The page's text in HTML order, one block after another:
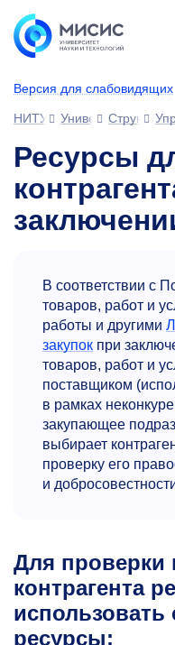
Версия для слабовидящих
НИТУ МИСИСУниверситетСтруктура
Ресурсы
В соответствии с
товаров, работ и
работы и другими
закупок при
товаров, работ и
поставщиком
в рамках
закупающее
выбирает
проверку его
и
Для проверки
контрагента
ресурсы: